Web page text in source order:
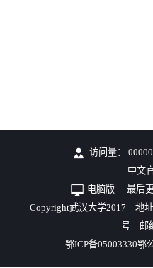
访问量：
中文
电脑版
最后
Copyright武汉大学2017 地
号 邮
鄂ICP备05003330鄂